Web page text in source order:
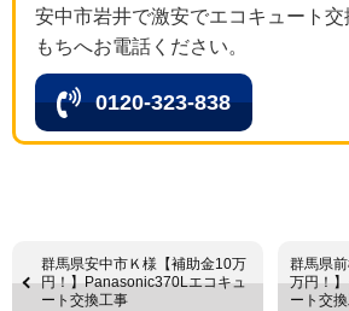
安中市岩井で激安でエコキュート
もちへお電話ください。
0120-323-838
群馬県安中市Ｋ様【補助金10万
円！】Panasonic370Lエコキュ
ート交換工事
群馬県
万円！
ート交